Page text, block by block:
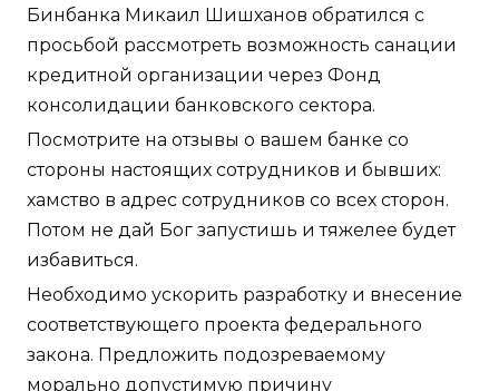
Бинбанка Микаил Шишханов обратился с
просьбой рассмотреть возможность санации
кредитной организации через Фонд
консолидации банковского сектора.
Посмотрите на отзывы о вашем банке со
стороны настоящих сотрудников и бывших:
хамство в адрес сотрудников со всех сторон.
Потом не дай Бог запустишь и тяжелее будет
избавиться.
Необходимо ускорить разработку и внесение
соответствующего проекта федерального
закона. Предложить подозреваемому
морально допустимую причину